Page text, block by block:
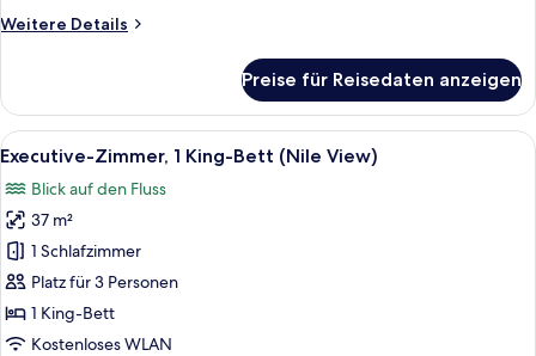
Weitere Details
Weitere
Zimmer,
2 Einzelbetten
(Nile
Preise für Reisedaten anzeigen
Alle
Fotos
für
Executive-
Zimmer,
1 King-
Bett
(Nile
Bettwäsche aus ägyptischer
9
Executive-Zimmer, 1 King-Bett (Nile View)
Blick auf den Fluss
37 m²
1 Schlafzimmer
Platz für 3 Personen
1 King-Bett
Kostenloses WLAN